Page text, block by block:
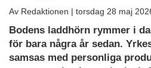
Av Redaktionen | torsdag 28 maj
Bodens laddhörn rymmer i
för bara några år sedan.
samsas med personliga